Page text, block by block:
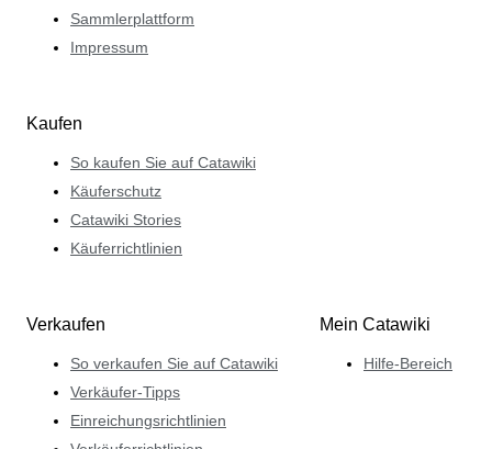
Sammlerplattform
Impressum
Kaufen
So kaufen Sie auf Catawiki
Käuferschutz
Catawiki Stories
Käuferrichtlinien
Verkaufen
So verkaufen Sie auf Catawiki
Verkäufer-Tipps
Einreichungsrichtlinien
Mein Catawiki
Hilfe-Bereich